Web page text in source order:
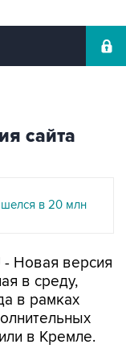
сайта
в 20 млн
- Новая версия
в среду,
в рамках
в Кремле.